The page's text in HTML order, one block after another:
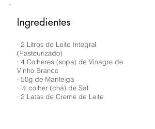
Ingredientes
· 2 Litros de Leite Integral
(Pasteurizado)
· 4 Colheres (sopa) de Vinagre de
Vinho Branco
· 50g de Manteiga
· ½ colher (chá) de Sal
· 2 Latas de Creme de Leite